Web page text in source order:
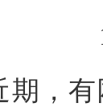
期，